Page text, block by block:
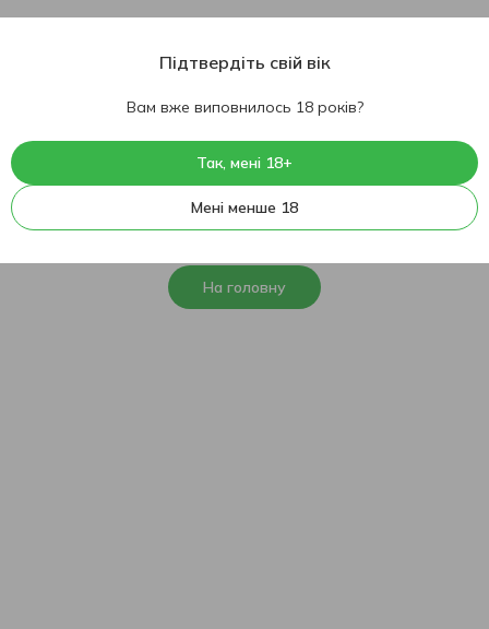
404
На жаль, ця сторінка не
знайдена
На головну
Підтвердіть свій вік
Вам вже виповнилось 18 років?
Так, мені 18+
Мені менше 18